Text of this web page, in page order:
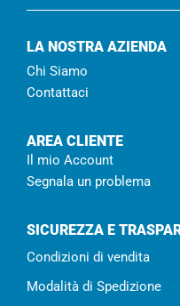
LA NOSTRA AZIENDA
Chi Siamo
Contattaci
AREA CLIENTE
Il mio Account
Segnala un problema
SICUREZZA E
Condizioni di vendita
Modalità di Spedizione